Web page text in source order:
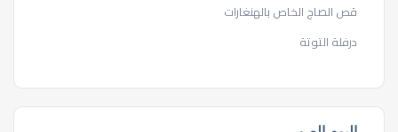
قص الصاج الخاص بالهنغارات
درفلة التوتة